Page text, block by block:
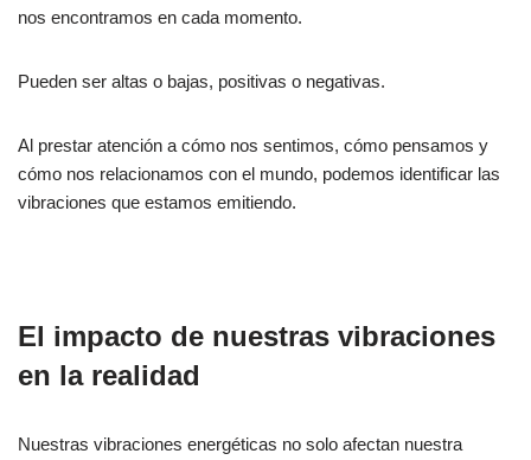
nos encontramos en cada momento.
Pueden ser altas o bajas, positivas o negativas.
Al prestar atención a cómo nos sentimos, cómo pensamos y
cómo nos relacionamos con el mundo, podemos identificar las
vibraciones que estamos emitiendo.
El impacto de nuestras vibraciones
en la realidad
Nuestras vibraciones energéticas no solo afectan nuestra